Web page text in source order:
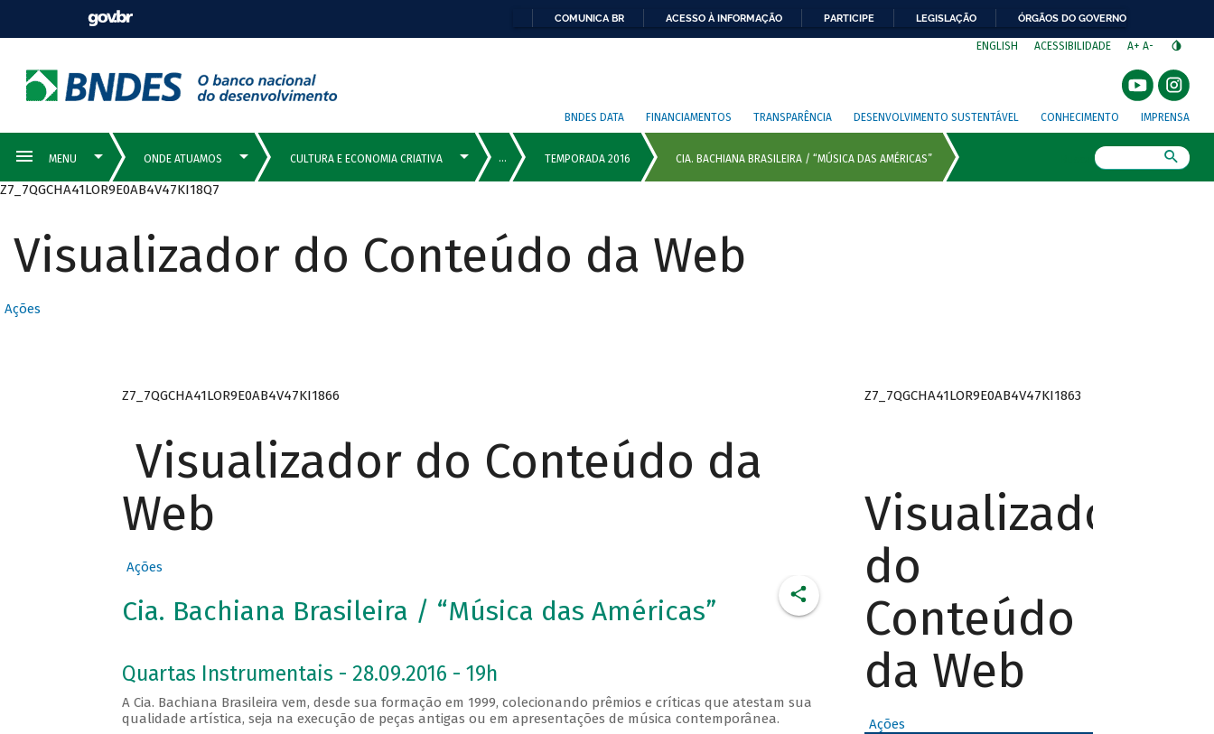
COMUNICA BR ACESSO À INFORMAÇÃO PARTICIPE LEGISLAÇÃO ÓRGÃOS DO GOVERNO
ENGLISH ACESSIBILIDADE A+ A-
BNDES DATA FINANCIAMENTOS TRANSPARÊNCIA DESENVOLVIMENTO SUSTENTÁVEL CONHECIMENTO IMPRENSA
Z7_7QGCHA41LOR9E0AB4V47KI18Q7
Visualizador do Conteúdo da Web
Ações
Z7_7QGCHA41LOR9E0AB4V47KI1866
Visualizador do Conteúdo da
Web
Ações
Cia. Bachiana Brasileira / “Música das Américas”
Quartas Instrumentais - 28.09.2016 - 19h
A Cia. Bachiana Brasileira vem, desde sua formação em 1999, colecionando prêmios e críticas que atestam sua
qualidade artística, seja na execução de peças antigas ou em apresentações de música contemporânea.
Z7_7QGCHA41LOR9E0AB4V47KI1863
Visualizador
do
Conteúdo
da Web
Ações